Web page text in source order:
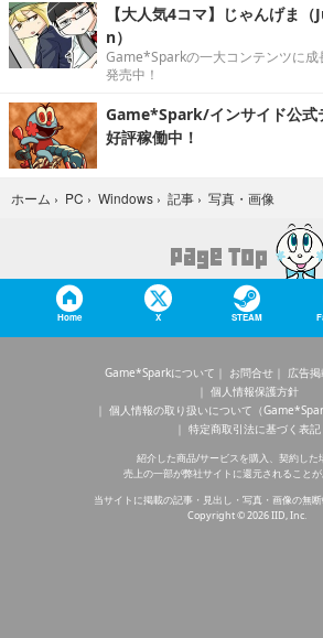
【大人気4コマ】じゃんげま
n）
Game*Sparkの一大コンテンツに
発売中！
Game*Spark/インサイド公式
好評稼働中！
ホーム › PC › Windows › 記事 › 写真・画像
Home X STEAM
Game*Sparkについて お問合せ 広告掲
個人情報保護方針
個人情報の取り扱いについて（
特定商取引法に基づく表記
紹介した商品/サービスを購入、契約した
売上の一部が弊社サイトに還元されることが
当サイトに掲載の記事・見出し・写真・画像の無断
Copyright © 2026 IID, Inc.